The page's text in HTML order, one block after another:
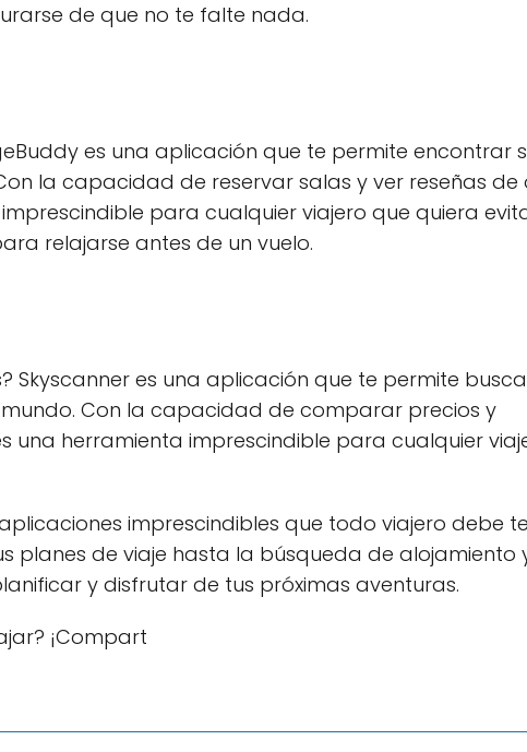
de que no te falte nada.
es una aplicación que te permite encontrar
la capacidad de reservar salas y ver reseñas de
para cualquier viajero que quiera
relajarse antes de un vuelo.
Skyscanner es una aplicación que te permite
Con la capacidad de comparar precios y
una herramienta imprescindible para cualquier
imprescindibles que todo viajero debe
planes de viaje hasta la búsqueda de alojamiento
y disfrutar de tus próximas aventuras.
¡Compart